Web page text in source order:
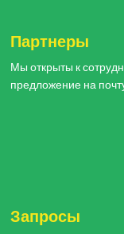
Партнеры
Мы открыты к
предложение на
Запросы